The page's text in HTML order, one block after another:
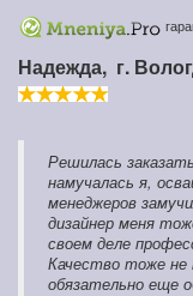
Надежда, г.
Решилась
намучалась я,
менеджеров
дизайнер меня
своем деле
Качество тоже не
обязательно еще